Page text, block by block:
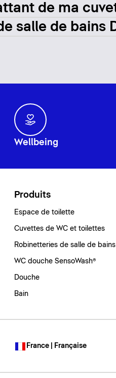
de ma
salle de bains
Wellbeing
Produits
Espace de toilette
Cuvettes de WC et toilettes
Robinetteries de salle de bains
WC douche SensoWash®
Douche
Bain
France | Française